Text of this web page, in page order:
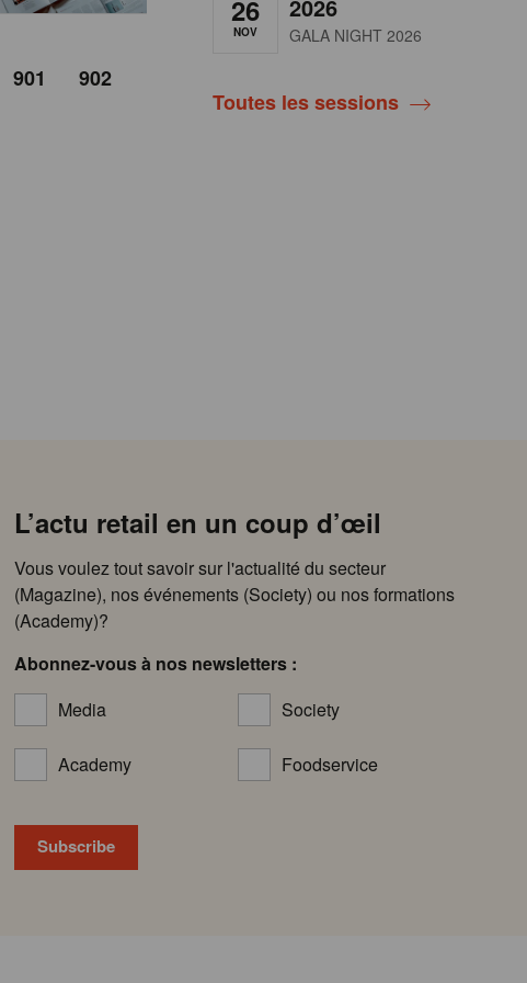
901 902
26
NOV
2026
GALA NIGHT 2026
Toutes les sessions
L’actu retail en un coup d’œil
Vous voulez tout savoir sur l'actualité du secteur
(Magazine), nos événements (Society) ou nos formations
(Academy)?
Abonnez-vous à nos newsletters :
Media
Society
Academy Foodservice